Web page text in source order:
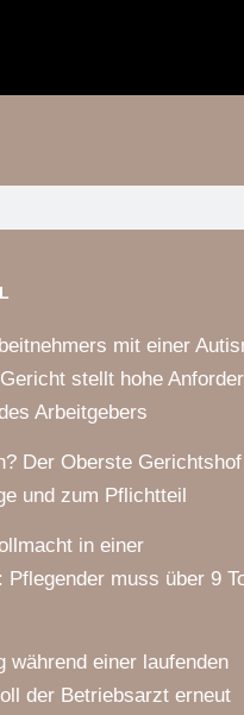
mit einer
stellt hohe
Arbeitgebers
Der Oberste
und zum Pflichtteil
in einer
Pflegender muss über 9
während einer laufenden
der Betriebsarzt erneut